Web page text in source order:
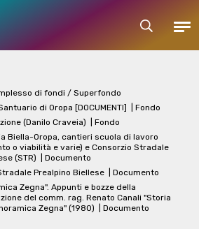
Cerca
di fondi / Superfondo
di Oropa [DOCUMENTI]
| Fondo
(Danilo Craveia)
| Fondo
Biella-Oropa, cantieri scuola di lavoro
o viabilità e varie) e Consorzio Stradale
(STR)
| Documento
Prealpino Biellese
| Documento
Zegna". Appunti e bozze della
del comm. rag. Renato Canali "Storia
Zegna" (1980)
| Documento